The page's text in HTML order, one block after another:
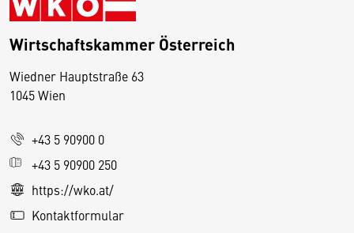
Wirtschaftskammer Österreich
Wiedner Hauptstraße 63
1045 Wien
+43 5 90900 0
+43 5 90900 250
https://wko.at/
Kontaktformular
D
s
e
S
e